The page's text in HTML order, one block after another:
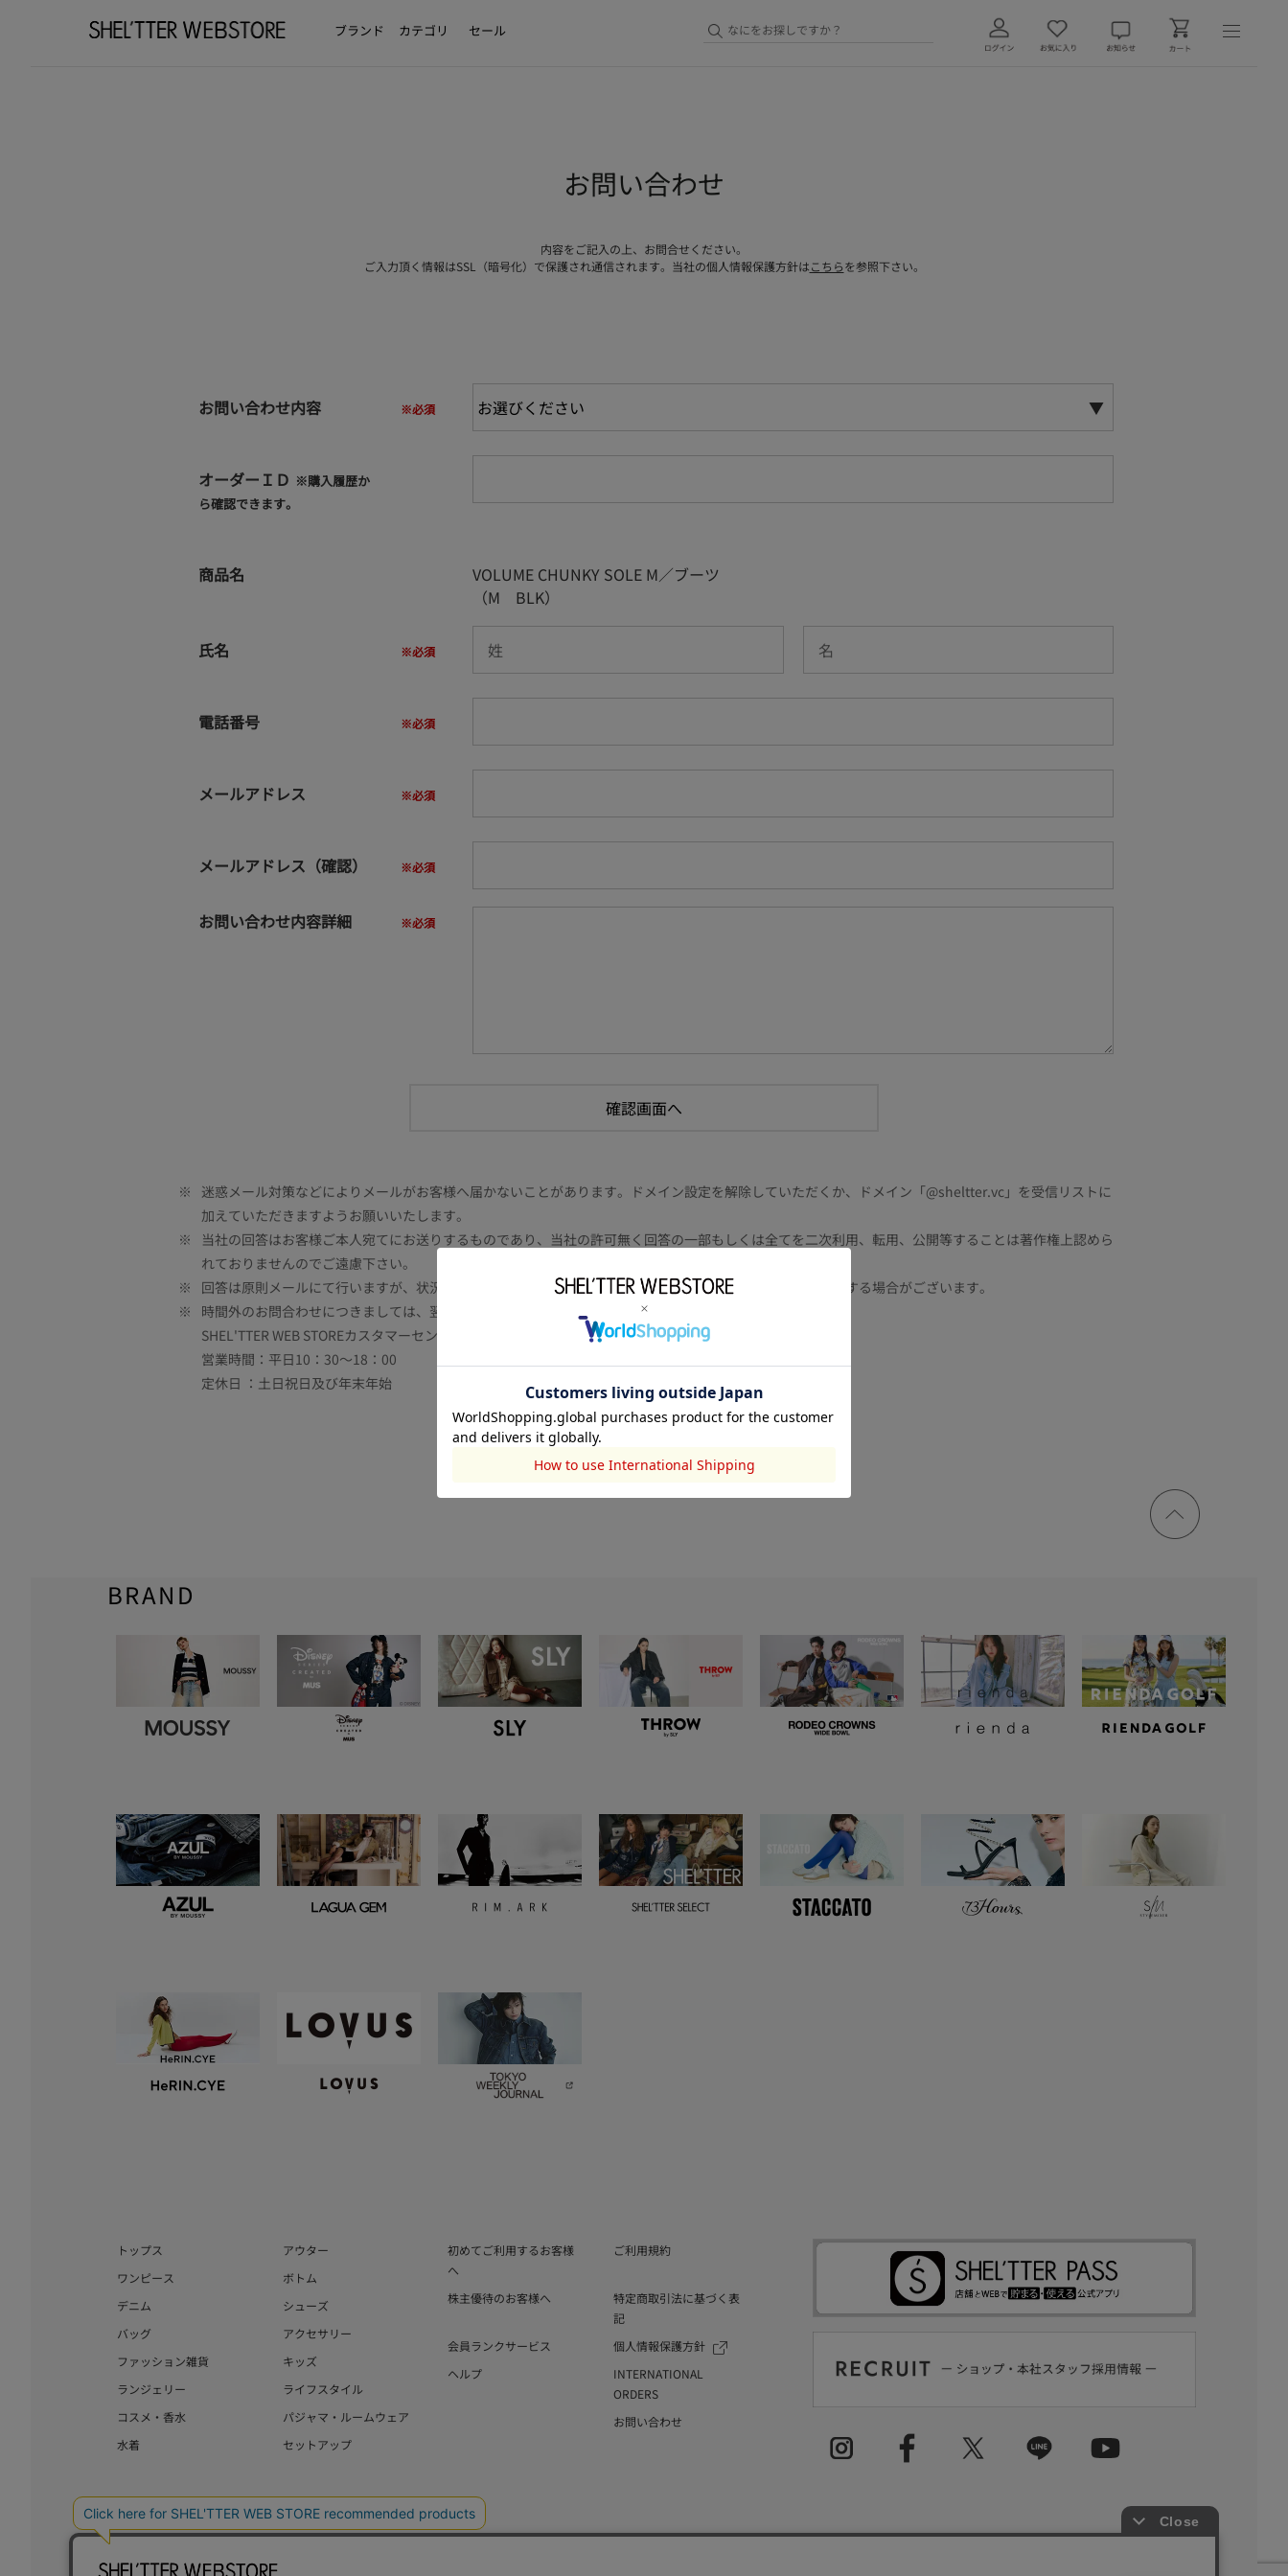
ブランド カテゴリ セール
お問い合わせ
内容をご記入の上、お問合せください。
ご入力頂く情報はSSL（暗号化）で保護され通信されます。当社の個人情報保護方針はこちらを参照下さい。
お問い合わせ内容
オーダーＩＤ ※購入履歴か
ら確認できます。
商品名
VOLUME CHUNKY SOLE M／ブーツ
（M BLK）
氏名
電話番号
メールアドレス
メールアドレス（確認）
お問い合わせ内容詳細
※
迷惑メール対策などによりメールがお客様へ届かないことがあります。ドメイン設定を解除していただくか、ドメイン「@sheltter.vc」を受信リストに
加えていただきますようお願いいたします。
※
当社の回答はお客様ご本人宛てにお送りするものであり、当社の許可無く回答の一部もしくは全てを二次利用、転用、公開等することは著作権上認めら
れておりませんのでご遠慮下さい。
※
回答は原則メールにて行いますが、状況により電話や書面等の場合もございます。また内容により時間を要する場合がございます。
※
時間外のお問合わせにつきましては、翌営業日より順次対応いたします。
SHEL'TTER WEB STOREカスタマーセンター
営業時間：平日10：30～18：00
定休日 ：土日祝日及び年末年始
ページ
トップ
BRAND
トップス
アウター
ワンピース
ボトム
デニム
シューズ
バッグ
アクセサリー
ファッション雑貨
キッズ
ランジェリー
ライフスタイル
コスメ・香水
パジャマ・ルームウェア
水着
セットアップ
初めてご利用するお客様
へ
ご利用規約
株主優待のお客様へ
特定商取引法に基づく表
記
会員ランクサービス
個人情報保護方針
ヘルプ
INTERNATIONAL
ORDERS
お問い合わせ